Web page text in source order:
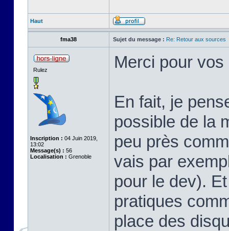
Haut
fma38 Sujet du message : Re: Retour aux sources
Rulez
Inscription : 04 Juin 2019,
13:02
Message(s) : 56
Localisation : Grenoble
Merci pour
En fait, je
possible de la
peu près
vais par
pour le dev).
pratiques
place des